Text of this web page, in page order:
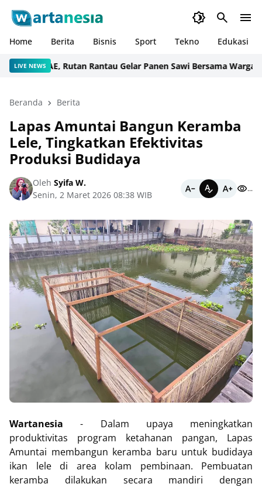
Home Berita Bisnis Sport Tekno Edukasi
LIVE NEWS
SAE, Rutan Rantau Gelar Panen Sawi Bersama Warga
Beranda Berita
Lapas Amuntai Bangun Keramba
Lele, Tingkatkan Efektivitas
Produksi Budidaya
Oleh Syifa W.
Senin, 2 Maret 2026 08:38 WIB
...
Wartanesia - Dalam upaya meningkatkan
produktivitas program ketahanan pangan, Lapas
Amuntai membangun keramba baru untuk budidaya
ikan lele di area kolam pembinaan. Pembuatan
keramba dilakukan secara mandiri dengan